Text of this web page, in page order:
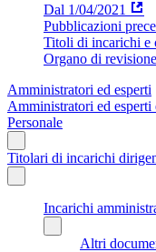
Dal 1/04/2021
Pubblicazioni
Titoli di incarichi e
Organo di
Amministratori ed esperti
Amministratori ed
Personale
Titolari di incarichi
Incarichi
Altri